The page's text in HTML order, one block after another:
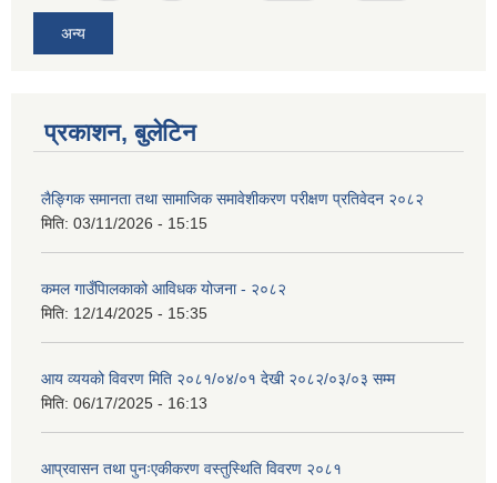
अन्य
प्रकाशन, बुलेटिन
लैङ्गिक समानता तथा सामाजिक समावेशीकरण परीक्षण प्रतिवेदन २०८२
मिति: 03/11/2026 - 15:15
कमल गाउँपािलकाको आविधक योजना - २०८२
मिति: 12/14/2025 - 15:35
आय व्ययको विवरण मिति २०८१/०४/०१ देखी २०८२/०३/०३ सम्म
मिति: 06/17/2025 - 16:13
आप्रवासन तथा पुनःएकीकरण वस्तुस्थिति विवरण २०८१